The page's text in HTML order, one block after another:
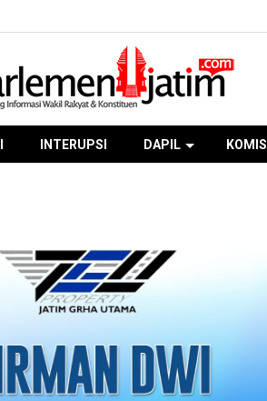
INTERUPSI DAPIL KOMISI